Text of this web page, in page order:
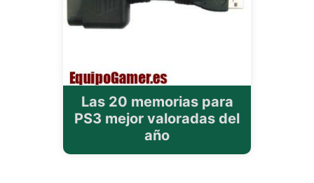
Las 20 memorias para
PS3 mejor valoradas del
año